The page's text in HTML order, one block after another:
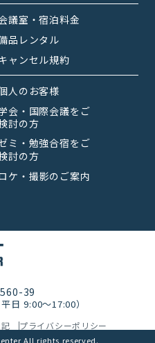
議室・宿泊料金
品レンタル
ャンセル規約
人のお客様
会・国際会議をご
討の方
ミ・勉強合宿をご
討の方
ケ・撮影のご案内
39
日 9:00〜17:00）
プライバシーポリシー
All rights reserved.